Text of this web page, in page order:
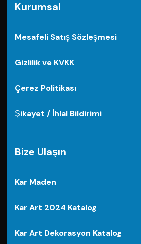
Kurumsal
Mesafeli Satış Sözleşmesi
Gizlilik ve KVKK
Çerez Politikası
Şikayet / İhlal Bildirimi
Bize Ulaşın
Kar Maden
Kar Art 2024 Katalog
Kar Art Dekorasyon Katalog